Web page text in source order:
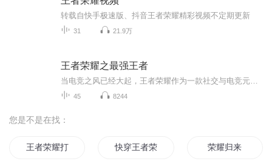
转载自快手极速版、抖音王者荣耀精彩视频不定期更新
31 21.9万
王者荣耀之最强王者
45 8244
您是不是在找：
王者荣耀打龙荣耀 快穿王者荣耀英雄你躺好荣耀归来